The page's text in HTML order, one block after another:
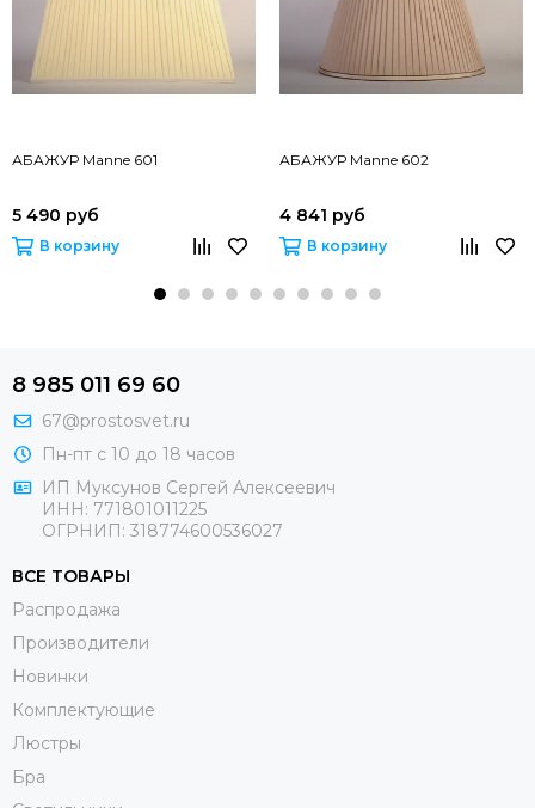
АБАЖУР Manne 601
5 490 руб
В корзину
АБАЖУР Manne 602
4 841 руб
В корзину
8 985 011 69 60
67@prostosvet.ru
Пн-пт с 10 до 18 часов
ИП Муксунов Сергей Алексеевич
ИНН: 771801011225
ОГРНИП: 318774600536027
ВСЕ ТОВАРЫ
Распродажа
Производители
Новинки
Комплектующие
Люстры
Бра